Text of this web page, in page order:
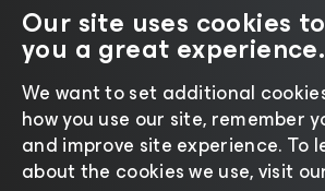
©2026 Veeam® Software |
Çerez Bildirimi | Yasal |
Tedarikçi
Dil seçin
Our site uses cookies
you a great experience.
We want to set additional
how you use our site, remember
and improve site experience. ​To
about the cookies we use, visit